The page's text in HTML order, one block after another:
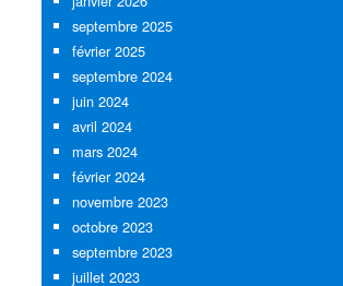
septembre 2025
février 2025
septembre 2024
juin 2024
avril 2024
mars 2024
février 2024
novembre 2023
octobre 2023
septembre 2023
juillet 2023